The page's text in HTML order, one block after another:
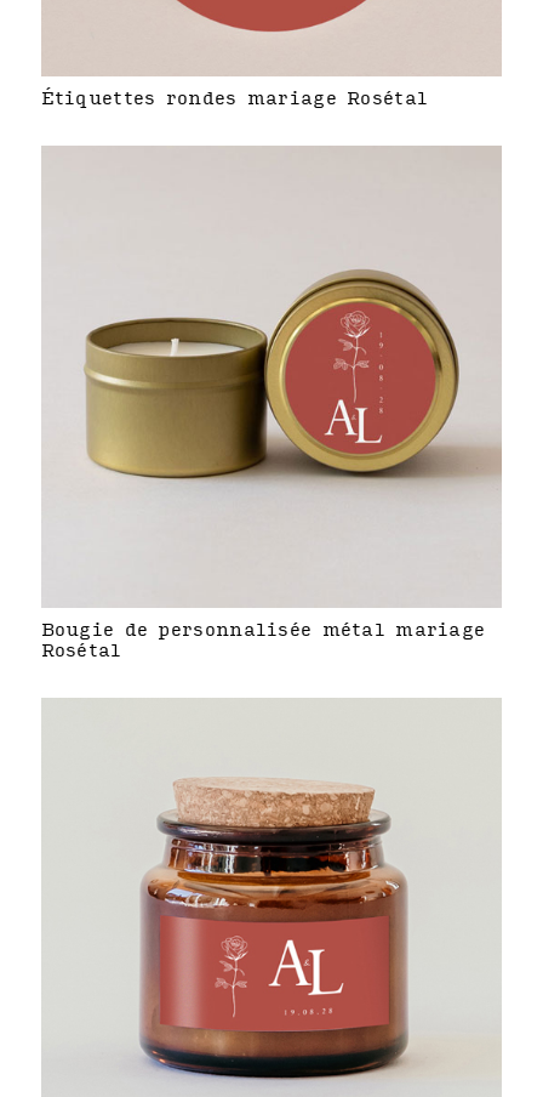
Étiquettes rondes mariage Rosétal
Bougie de personnalisée métal mariage
Rosétal